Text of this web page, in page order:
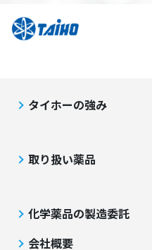
タイホーの強み
取り扱い薬品
化学薬品の製造委託
会社概要